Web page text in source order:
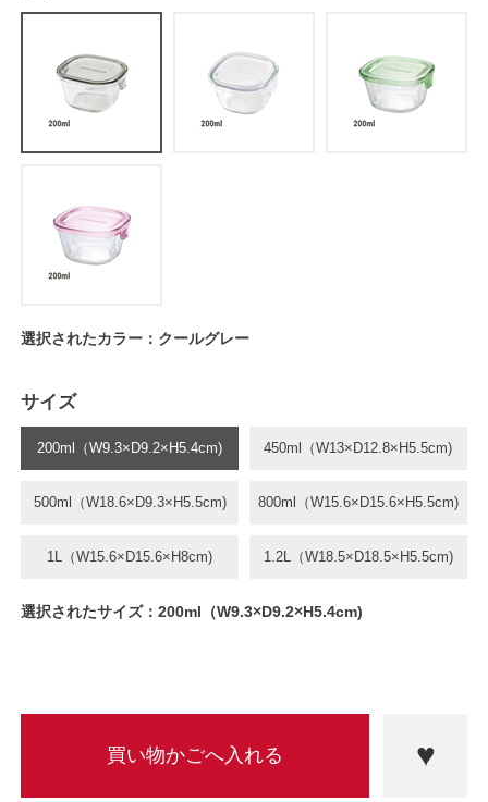
選択されたカラー：クールグレー
サイズ
200ml（W9.3×D9.2×H5.4cm) 450ml（W13×D12.8×H5.5cm)
500ml（W18.6×D9.3×H5.5cm) 800ml（W15.6×D15.6×H5.5cm)
1L（W15.6×D15.6×H8cm) 1.2L（W18.5×D18.5×H5.5cm)
選択されたサイズ：200ml（W9.3×D9.2×H5.4cm)